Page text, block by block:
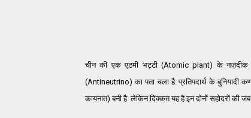
चीन की एक एटमी भट्टी (Atomic plant) के नज़दीक
(Antineutrino) का पता चला है. प्रतिपदार्थ के बुनियादी
कायनात) बनी है. लेकिन दिक्कत यह है इन दोनों सहोदरों की जब